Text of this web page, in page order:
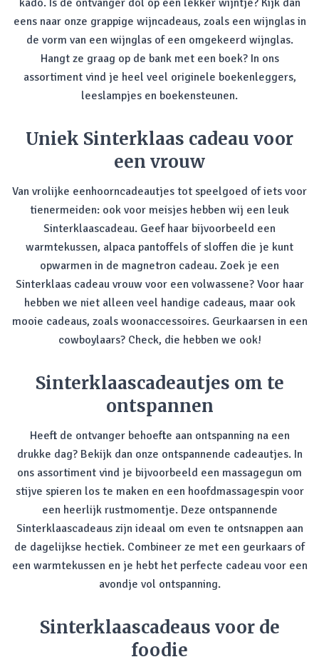
kado. Is de ontvanger dol op een lekker wijntje? Kijk dan
eens naar onze grappige wijncadeaus, zoals een wijnglas in
de vorm van een wijnglas of een omgekeerd wijnglas.
Hangt ze graag op de bank met een boek? In ons
assortiment vind je heel veel originele boekenleggers,
leeslampjes en boekensteunen.
Uniek Sinterklaas cadeau voor
een vrouw
Van vrolijke eenhoorncadeautjes tot speelgoed of iets voor
tienermeiden: ook voor meisjes hebben wij een leuk
Sinterklaascadeau. Geef haar bijvoorbeeld een
warmtekussen, alpaca pantoffels of sloffen die je kunt
opwarmen in de magnetron cadeau. Zoek je een
Sinterklaas cadeau vrouw voor een volwassene? Voor haar
hebben we niet alleen veel handige cadeaus, maar ook
mooie cadeaus, zoals woonaccessoires. Geurkaarsen in een
cowboylaars? Check, die hebben we ook!
Sinterklaascadeautjes om te
ontspannen
Heeft de ontvanger behoefte aan ontspanning na een
drukke dag? Bekijk dan onze ontspannende cadeautjes. In
ons assortiment vind je bijvoorbeeld een massagegun om
stijve spieren los te maken en een hoofdmassagespin voor
een heerlijk rustmomentje. Deze ontspannende
Sinterklaascadeaus zijn ideaal om even te ontsnappen aan
de dagelijkse hectiek. Combineer ze met een geurkaars of
een warmtekussen en je hebt het perfecte cadeau voor een
avondje vol ontspanning.
Sinterklaascadeaus voor de
foodie